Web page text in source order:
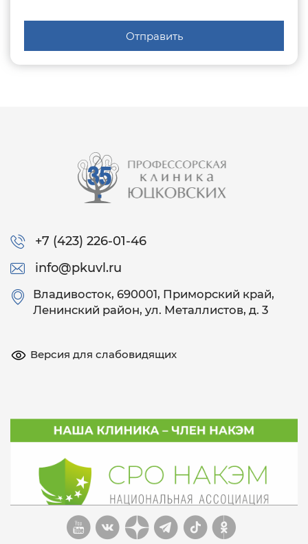
Отправить
+7 (423) 226-01-46
info@pkuvl.ru
Владивосток, 690001, Приморский край,
Ленинский район, ул. Металлистов, д. 3
Версия для слабовидящих